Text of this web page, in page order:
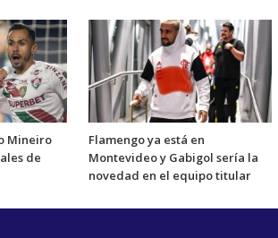
Mineiro
de
Flamengo ya está en
Montevideo y Gabigol sería la
novedad en el equipo titular